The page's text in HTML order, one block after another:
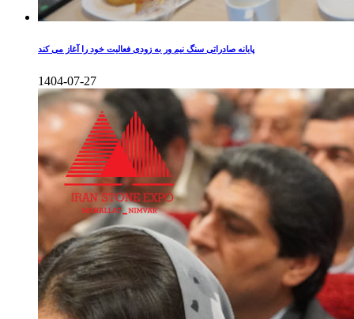
پایانه صادراتی سنگ نیم ور به زودی فعالیت خود را آغاز می کند
1404-07-27